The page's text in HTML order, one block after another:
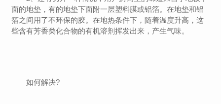
面的地垫，有的地垫下面附一层塑料膜或铝箔。在地垫和铝
箔之间用了不环保的胶。在地热条件下，随着温度升高，这
些含有芳香类化合物的有机溶剂挥发出来，产生气味。
如何解决?